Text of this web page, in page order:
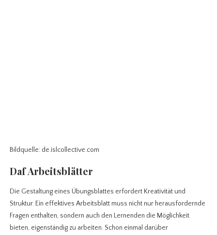
Bildquelle: de.islcollective.com
Daf Arbeitsblätter
Die Gestaltung eines Übungsblattes erfordert Kreativität und
Struktur. Ein effektives Arbeitsblatt muss nicht nur herausfordernde
Fragen enthalten, sondern auch den Lernenden die Möglichkeit
bieten, eigenständig zu arbeiten. Schon einmal darüber